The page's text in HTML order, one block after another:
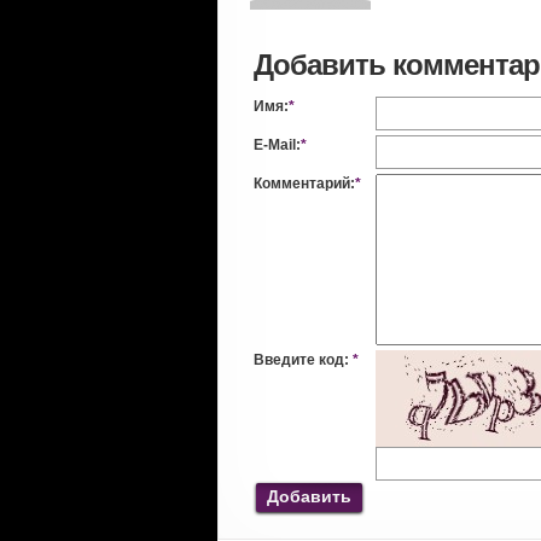
Добавить
Имя:*
E-Mail:*
Комментарий:*
Введите код: *
Добавить